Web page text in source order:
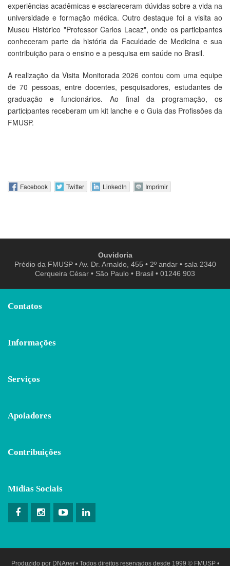
experiências acadêmicas e esclareceram dúvidas sobre a vida na
universidade e formação médica. Outro destaque foi a visita ao
Museu Histórico "Professor Carlos Lacaz", onde os participantes
conheceram parte da história da Faculdade de Medicina e sua
contribuição para o ensino e a pesquisa em saúde no Brasil.
A realização da Visita Monitorada 2026 contou com uma equipe
de 70 pessoas, entre docentes, pesquisadores, estudantes de
graduação e funcionários. Ao final da programação, os
participantes receberam um kit lanche e o Guia das Profissões da
FMUSP.
Facebook Twitter LinkedIn Imprimir
Ouvidoria
Prédio da FMUSP • Av. Dr. Arnaldo, 455 • 2º andar • sala 2340
Cerqueira César • São Paulo • Brasil • 01246 903
Contatos
Informações
Serviços
Apoiadores
Contribuições
Mídias Sociais
Produzido por DNAnet• Todos direitos reservados desde 1999 © FMUSP •